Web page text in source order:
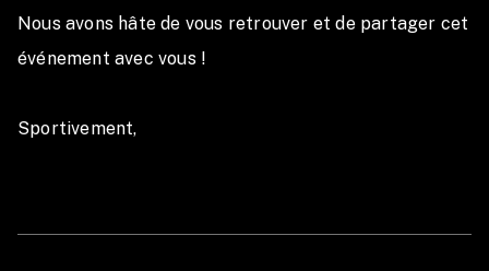
Nous avons hâte de vous retrouver et de partager cet
événement avec vous !
Sportivement,